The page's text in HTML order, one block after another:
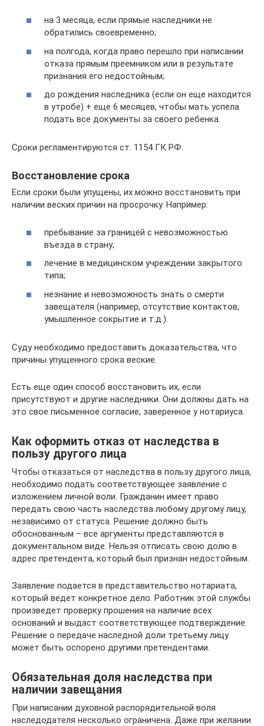
на 3 месяца, если прямые наследники не
обратились своевременно;
на полгода, когда право перешло при написании
отказа прямым преемником или в результате
признания его недостойным;
до рождения наследника (если он еще находится
в утробе) + еще 6 месяцев, чтобы мать успела
подать все документы за своего ребенка.
Сроки регламентируются ст. 1154 ГК РФ.
Восстановление срока
Если сроки были упущены, их можно восстановить при
наличии веских причин на просрочку. Например:
пребывание за границей с невозможностью
въезда в страну;
лечение в медицинском учреждении закрытого
типа;
незнание и невозможность знать о смерти
завещателя (например, отсутствие контактов,
умышленное сокрытие и т.д.).
Суду необходимо предоставить доказательства, что
причины упущенного срока веские.
Есть еще один способ восстановить их, если
присутствуют и другие наследники. Они должны дать на
это свое письменное согласие, заверенное у нотариуса.
Как оформить отказ от наследства в
пользу другого лица
Чтобы отказаться от наследства в пользу другого лица,
необходимо подать соответствующее заявление с
изложением личной воли. Гражданин имеет право
передать свою часть наследства любому другому лицу,
независимо от статуса. Решение должно быть
обоснованным – все аргументы представляются в
документальном виде. Нельзя отписать свою долю в
адрес претендента, который был признан недостойным.
Заявление подается в представительство нотариата,
который ведет конкретное дело. Работник этой службы
произведет проверку прошения на наличие всех
оснований и выдаст соответствующее подтверждение.
Решение о передаче наследной доли третьему лицу
может быть оспорено другими претендентами.
Обязательная доля наследства при
наличии завещания
При написании духовной распорядительной воля
наследодателя несколько ограничена. Даже при желании